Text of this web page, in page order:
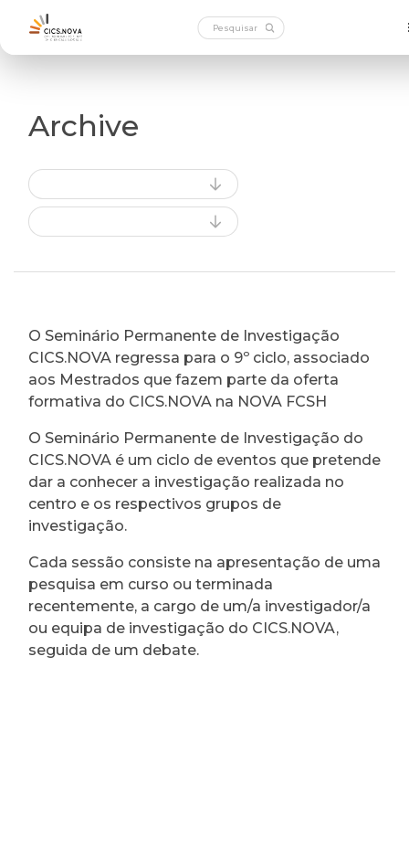
Archive
O Seminário Permanente de Investigação
CICS.NOVA regressa para o 9º ciclo, associado
aos Mestrados que fazem parte da oferta
formativa do CICS.NOVA na NOVA FCSH
O Seminário Permanente de Investigação do
CICS.NOVA é um ciclo de eventos que pretende
dar a conhecer a investigação realizada no
centro e os respectivos grupos de
investigação.
Cada sessão consiste na apresentação de uma
pesquisa em curso ou terminada
recentemente, a cargo de um/a investigador/a
ou equipa de investigação do CICS.NOVA,
seguida de um debate.